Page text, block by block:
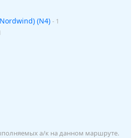
(N4) - 1
а/к на данном маршруте.